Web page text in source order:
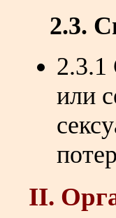
2.3.
2.3.1
или
II.